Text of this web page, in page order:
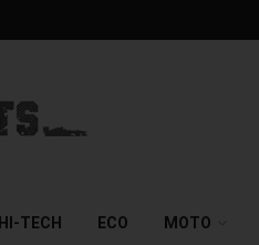
HI-TECH ECO MOTO